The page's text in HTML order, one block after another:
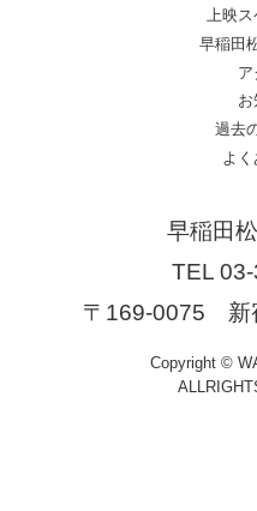
上映
早稲田
ア
過去
よく
早稲田
TEL
〒169-0075 新
Copyright ©